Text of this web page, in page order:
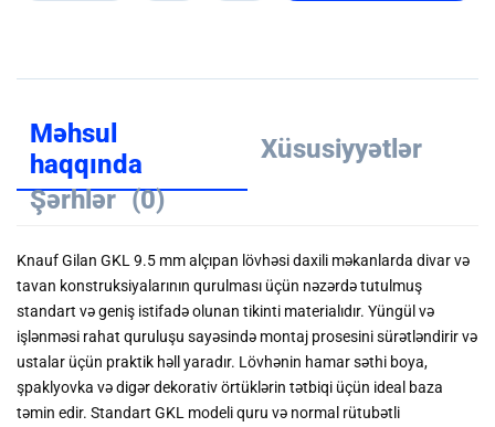
Məhsul
haqqında
Xüsusiyyətlər
Şərhlər (0)
Knauf Gilan GKL 9.5 mm alçıpan lövhəsi daxili məkanlarda divar və
tavan konstruksiyalarının qurulması üçün nəzərdə tutulmuş
standart və geniş istifadə olunan tikinti materialıdır. Yüngül və
işlənməsi rahat quruluşu sayəsində montaj prosesini sürətləndirir və
ustalar üçün praktik həll yaradır. Lövhənin hamar səthi boya,
şpaklyovka və digər dekorativ örtüklərin tətbiqi üçün ideal baza
təmin edir. Standart GKL modeli quru və normal rütubətli